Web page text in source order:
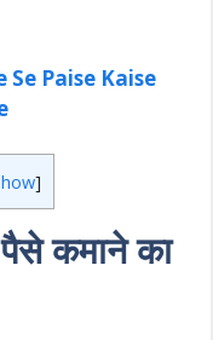
Se Paise Kaise
]
कमाने का